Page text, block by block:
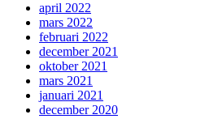
april 2022
mars 2022
februari 2022
december 2021
oktober 2021
mars 2021
januari 2021
december 2020